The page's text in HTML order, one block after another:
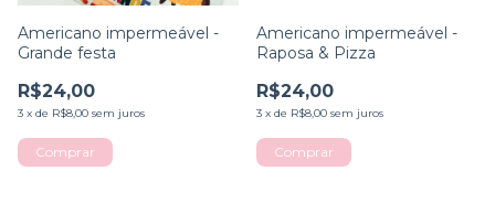
Americano impermeável -
Grande festa
R$24,00
3 x de R$8,00 sem juros
Comprar
Americano impermeável -
Raposa & Pizza
R$24,00
3 x de R$8,00 sem juros